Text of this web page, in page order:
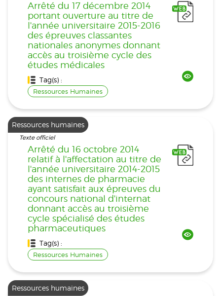
Arrêté du 17 décembre 2014
portant ouverture au titre de
l'année universitaire 2015-2016
des épreuves classantes
nationales anonymes donnant
accès au troisième cycle des
études médicales
Tag(s) :
Ressources Humaines
Ressources humaines
Texte officiel
Arrêté du 16 octobre 2014
relatif à l'affectation au titre de
l'année universitaire 2014-2015
des internes de pharmacie
ayant satisfait aux épreuves du
concours national d'internat
donnant accès au troisième
cycle spécialisé des études
pharmaceutiques
Tag(s) :
Ressources Humaines
Ressources humaines